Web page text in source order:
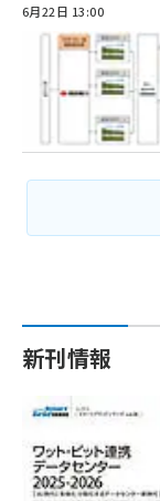
6月22日 13:00
新刊情報